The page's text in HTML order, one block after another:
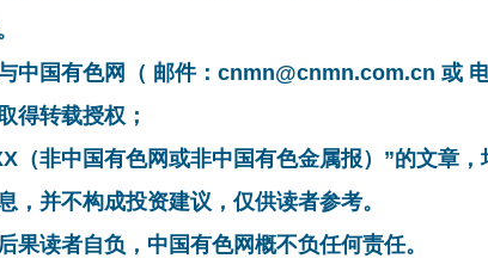
中国有色网（ 邮件：cnmn@cnmn.com.cn 或 电
得转载授权；
（非中国有色网或非中国有色金属报）”的文章
，并不构成投资建议，仅供读者参考。
果读者自负，中国有色网概不负任何责任。